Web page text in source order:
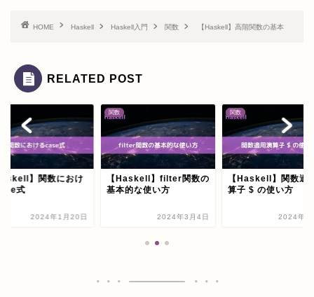
HOME Haskell Haskell入門 関数 【Haskell】高階関数の基本
RELATED POST
】関数におけ
式
2024年1月20日
関数
【Haskell】filter関数の
基本的な使い方
2024年3月4日
関数
【Haskell】関数適
算子 $ の使い方
2024年4